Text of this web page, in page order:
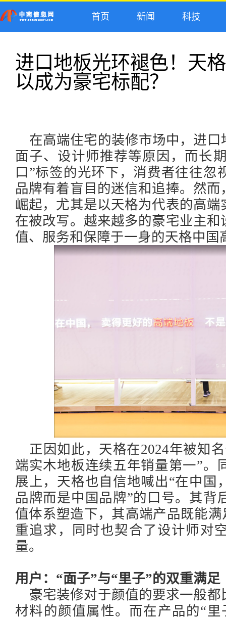
首页 新闻 科技
进口地板光环褪色！天
以成为豪宅标配？
在高端住宅的装修市场中，进
面子、设计师推荐等原因，而长
口”标签的光环下，消费者往往忽
品牌有着盲目的迷信和追捧。然
崛起，尤其是以天格为代表的高
在被改写。越来越多的豪宅业主
值、服务和保障于一身的天格中国
正因如此，天格在2024年被知
端实木地板连续五年销量第一”。
展上，天格也自信地喊出“在中国
品牌而是中国品牌”的口号。其背
值体系塑造下，其高端产品既能
重追求，同时也契合了设计师对
量。
用户： “面子”与“里子”的双重满足
豪宅装修对于颜值的要求一般
材料的颜值属性。而在产品的“里